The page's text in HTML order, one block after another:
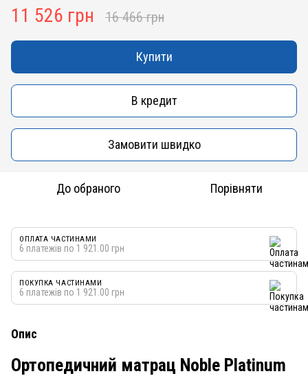
11 526 грн 16 466 грн
Купити
В кредит
Замовити швидко
До обраного Порівняти
ОПЛАТА ЧАСТИНАМИ
6 платежів по 1 921.00 грн
ПОКУПКА ЧАСТИНАМИ
6 платежів по 1 921.00 грн
Опис
Ортопедичний матрац Noble Platinum